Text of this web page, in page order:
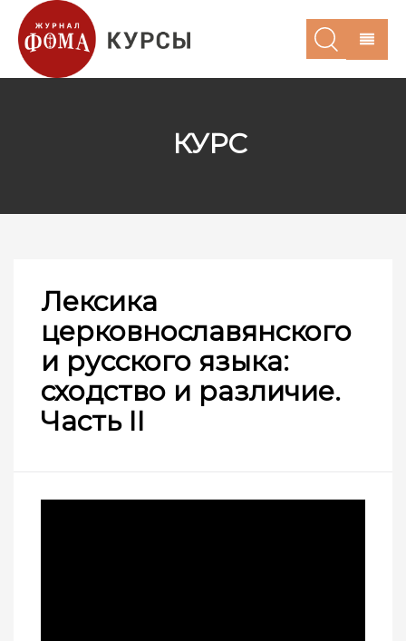
КУРС
Лексика
церковнославянского
и русского языка:
сходство и различие.
Часть II